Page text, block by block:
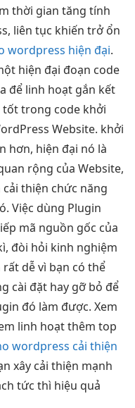
thời gian tăng tính
liên tục khiến trởổn
wordpress hiện đại.
hiện đại đoạn code
để linh hoạt gắn kết
tốttrong code khởi
Website. khởi
hơn, hiện đại nó là
rộng của Website,
thiện chức năng
Việc dùng Plugin
mã nguồn gốc của
đòi hỏi kinh nghiệm
dễ vì bạn có thể
cài đặt hay gỡ bỏ để
đó làm được. Xem
linh hoạtthêm top
wordpress cải thiện
xây cải thiện mạnh
tức thì hiệu quả